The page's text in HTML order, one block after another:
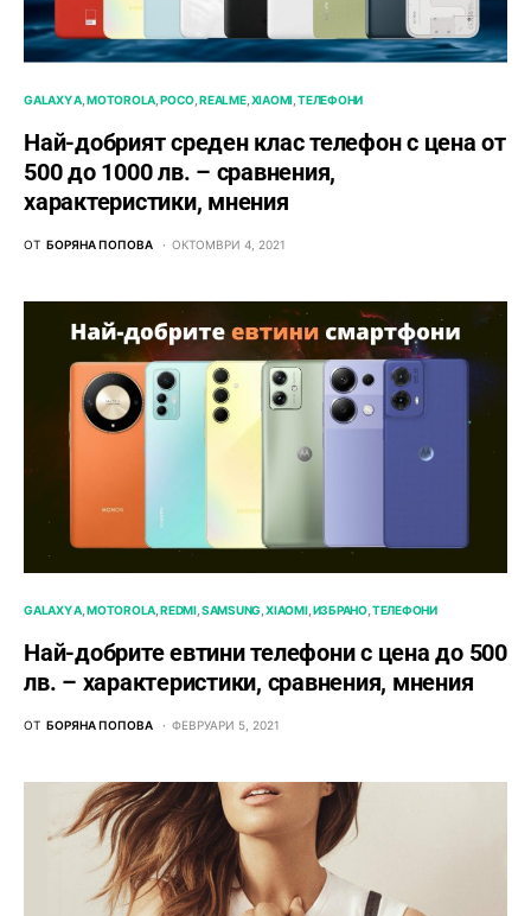
GALAXY A MOTOROLA POCO REALME XIAOMI ТЕЛЕФОНИ
Най-добрият среден клас телефон с цена от
500 до 1000 лв. – сравнения,
характеристики, мнения
ОТ БОРЯНА ПОПОВА ОКТОМВРИ 4, 2021
GALAXY A MOTOROLA REDMI SAMSUNG XIAOMI ИЗБРАНО ТЕЛЕФОНИ
Най-добрите евтини телефони с ценa до 500
лв. – характeристики, сравнения, мнения
ОТ БОРЯНА ПОПОВА ФЕВРУАРИ 5, 2021